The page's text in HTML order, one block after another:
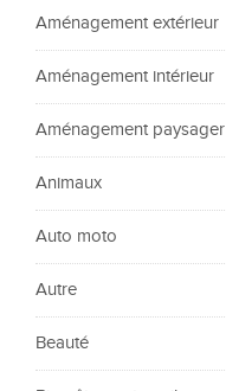
Aménagement extérieur
Aménagement intérieur
Aménagement paysager
Animaux
Auto moto
Autre
Beauté